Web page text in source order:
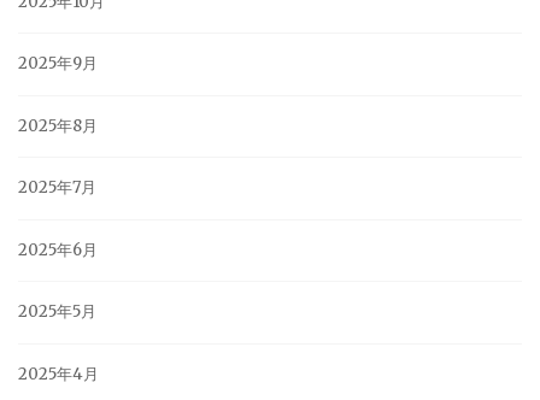
2025年9月
2025年8月
2025年7月
2025年6月
2025年5月
2025年4月